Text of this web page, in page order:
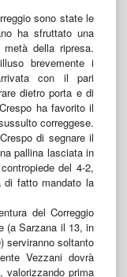
sono state le
ha sfruttato una
della ripresa.
brevemente i
con il pari
dietro porta e di
ha favorito il
correggese.
di segnare il
pallina lasciata in
del 4-2,
di fatto mandato la
del Correggio
(a Sarzana il 13, in
serviranno soltanto
Vezzani dovrà
valorizzando prima